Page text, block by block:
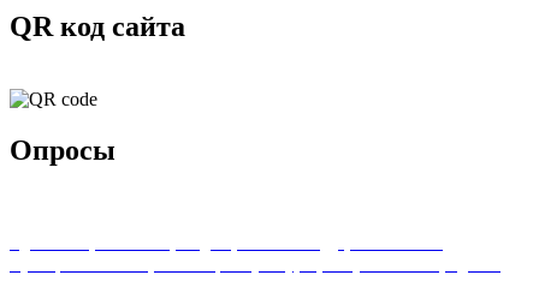
QR код сайта
Опросы